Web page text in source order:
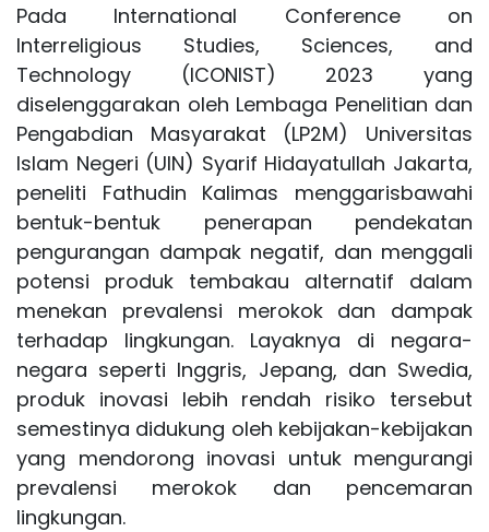
Pada International Conference on
Interreligious Studies, Sciences, and
Technology (ICONIST) 2023 yang
diselenggarakan oleh Lembaga Penelitian dan
Pengabdian Masyarakat (LP2M) Universitas
Islam Negeri (UIN) Syarif Hidayatullah Jakarta,
peneliti Fathudin Kalimas menggarisbawahi
bentuk-bentuk penerapan pendekatan
pengurangan dampak negatif, dan menggali
potensi produk tembakau alternatif dalam
menekan prevalensi merokok dan dampak
terhadap lingkungan. Layaknya di negara-
negara seperti Inggris, Jepang, dan Swedia,
produk inovasi lebih rendah risiko tersebut
semestinya didukung oleh kebijakan-kebijakan
yang mendorong inovasi untuk mengurangi
prevalensi merokok dan pencemaran
lingkungan.